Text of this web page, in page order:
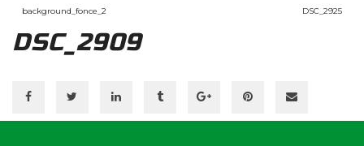
background_fonce_2 DSC_2925
DSC_2909